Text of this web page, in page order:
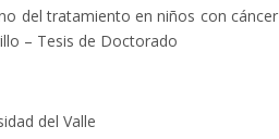
del tratamiento en niños con cáncer
– Tesis de Doctorado
del Valle